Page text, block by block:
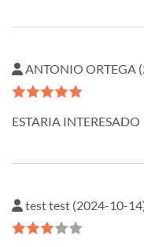
ANTONIO ORTEGA
ESTARIA INTERESADO
test test (2024-10-